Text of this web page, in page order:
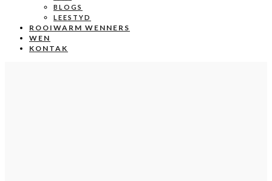
BLOGS
LEESTYD
ROOIWARM WENNERS
WEN
KONTAK